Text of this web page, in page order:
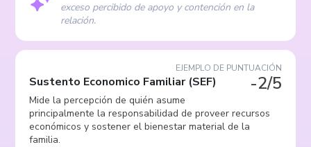
exceso percibido de apoyo y contención en la
relación.
EJEMPLO DE PUNTUACIÓN
-2/5
Sustento Economico Familiar (SEF)
Mide la percepción de quién asume
principalmente la responsabilidad de proveer recursos
económicos y sostener el bienestar material de la
familia.